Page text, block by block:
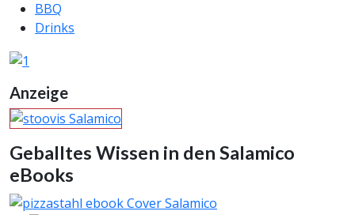
BBQ
Drinks
Anzeige
Geballtes Wissen in den Salamico
eBooks